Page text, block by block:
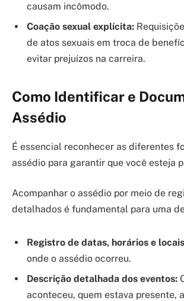
causam incômodo.
Coação sexual explícita:
de atos sexuais em troca de
evitar prejuízos na carreira.
Como Identificar e
Assédio
É essencial reconhecer as diferentes
assédio para garantir que você esteja
Acompanhar o assédio por meio de
detalhados é fundamental para uma
Registro de datas, horários e
onde o assédio ocorreu.
Descrição detalhada dos eventos:
aconteceu, quem estava presente,